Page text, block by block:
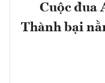
Cuộc đua
Thành bại